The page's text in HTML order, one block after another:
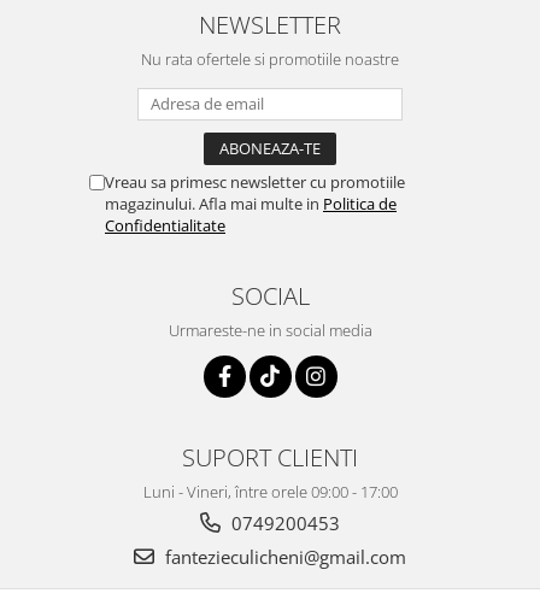
NEWSLETTER
Nu rata ofertele si promotiile noastre
Vreau sa primesc newsletter cu promotiile
magazinului. Afla mai multe in Politica de
Confidentialitate
SOCIAL
Urmareste-ne in social media
SUPORT CLIENTI
Luni - Vineri, între orele 09:00 - 17:00
0749200453
fantezieculicheni@gmail.com